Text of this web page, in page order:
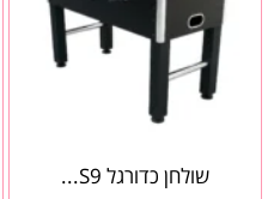
שולחן כדורגל S9...